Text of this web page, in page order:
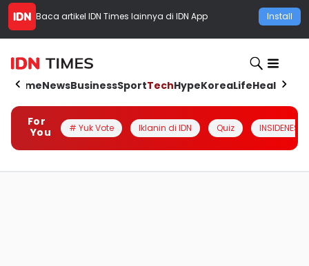
Baca artikel IDN Times lainnya di IDN App Install
HomeNewsBusinessSportTechHypeKoreaLifeHealth
For
You
# Yuk Vote Iklanin di IDN Quiz INSIDENESIA